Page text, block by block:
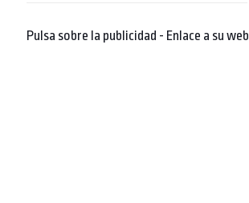
Pulsa sobre la publicidad - Enlace a su web